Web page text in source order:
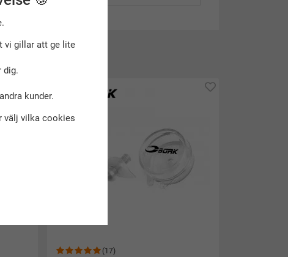
(17)
vi gillar att ge lite
dig.
kunder.
välj vilka cookies